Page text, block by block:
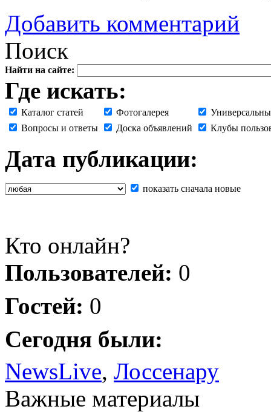
Добавить комментарий
Поиск
Найти на сайте:
Где искать:
Каталог статей Фотогалерея
Вопросы и ответы
Доска объявлений Клубы
Дата публикации:
показать сначала новые
Кто онлайн?
Пользователей: 0
Гостей: 0
Сегодня были:
NewsLive, Лоссенару
Важные материалы